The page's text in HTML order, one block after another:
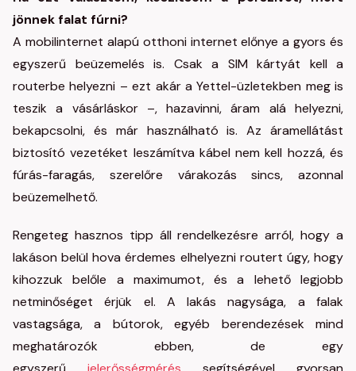
jönnek falat fúrni?
A mobilinternet alapú otthoni internet előnye a gyors és
egyszerű beüzemelés is. Csak a SIM kártyát kell a
routerbe helyezni – ezt akár a Yettel-üzletekben meg is
teszik a vásárláskor –, hazavinni, áram alá helyezni,
bekapcsolni, és már használható is. Az áramellátást
biztosító vezetéket leszámítva kábel nem kell hozzá, és
fúrás-faragás, szerelőre várakozás sincs, azonnal
beüzemelhető.
Rengeteg hasznos tipp áll rendelkezésre arról, hogy a
lakáson belül hova érdemes elhelyezni routert úgy, hogy
kihozzuk belőle a maximumot, és a lehető legjobb
netminőséget érjük el. A lakás nagysága, a falak
vastagsága, a bútorok, egyéb berendezések mind
meghatározók ebben, de egy